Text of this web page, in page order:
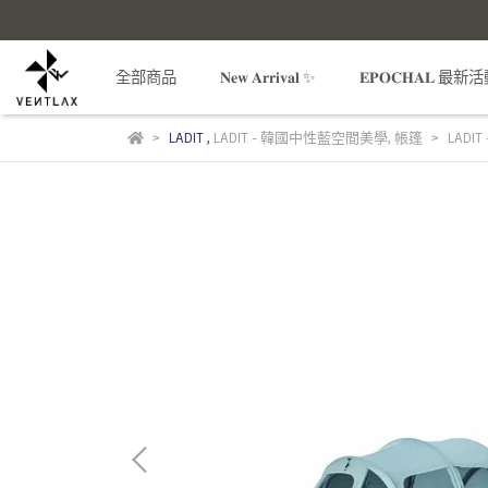
全部商品 𝐍𝐞𝐰 𝐀𝐫𝐫𝐢𝐯𝐚𝐥 ✨ 𝐄𝐏𝐎𝐂𝐇𝐀𝐋 最新活
LADIT, LADIT - 韓國中性藍空間美學, 帳篷 LADIT